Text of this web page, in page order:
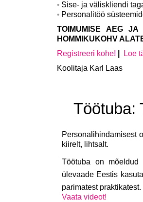
Sise- ja väliskliendi
Personalitöö
TOIMUMISE AEG
HOMMIKUKOHV
Registreeri kohe!
Loe
Koolitaja Karl Laas
Töötuba:
Personalihindamisest
kiirelt, lihtsalt.
Töötuba on mõeldud
ülevaade Eestis
parimatest praktikatest.
Vaata videot!